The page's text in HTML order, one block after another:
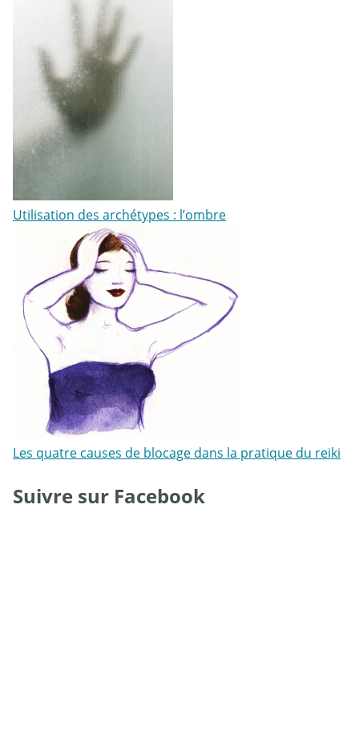
Utilisation des archétypes : l’ombre
Les quatre causes de blocage dans la pratique du reiki
Suivre sur Facebook